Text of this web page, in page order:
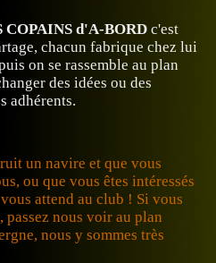
COPAINS d'A-BORD c'est
chacun fabrique chez lui
on se rassemble au plan
des idées ou des
adhérents.
un navire et que vous
ou que vous êtes intéressés
attend au club ! Si vous
nous voir au plan
nous y sommes très